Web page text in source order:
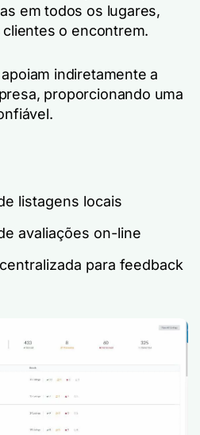
em todos os lugares,
o encontrem.
indiretamente a
proporcionando uma
listagens locais
avaliações on-line
para feedback